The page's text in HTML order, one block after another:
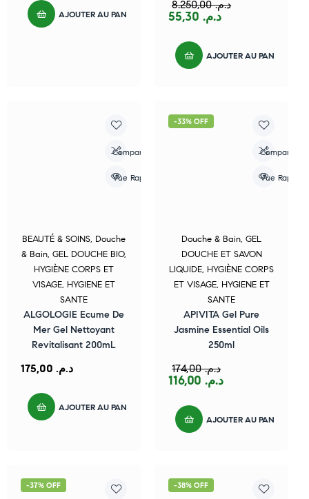
AJOUTER AU PANIER
د.م.8.250,00
د.م.
AJOUTER AU PANIER
Compare
Vue Rapide
BEAUTÉ & SOINS, Douche
& Bain, GEL DOUCHE BIO,
HYGIÈNE CORPS ET
VISAGE, HYGIENE ET
SANTE
ALGOLOGIE Ecume De
Mer Gel Nettoyant
Revitalisant 200mL
د.م.
AJOUTER AU PANIER
-33% OFF
Compare
Vue Rapide
Douche & Bain, GEL
DOUCHE ET SAVON
LIQUIDE, HYGIÈNE CORPS
ET VISAGE, HYGIENE ET
SANTE
APIVITA Gel Pure
Jasmine Essential Oils
250ml
د.م.174,00
د.م.
AJOUTER AU PANIER
-37% OFF -38% OFF